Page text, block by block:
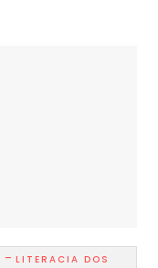
- LITERACIA DOS